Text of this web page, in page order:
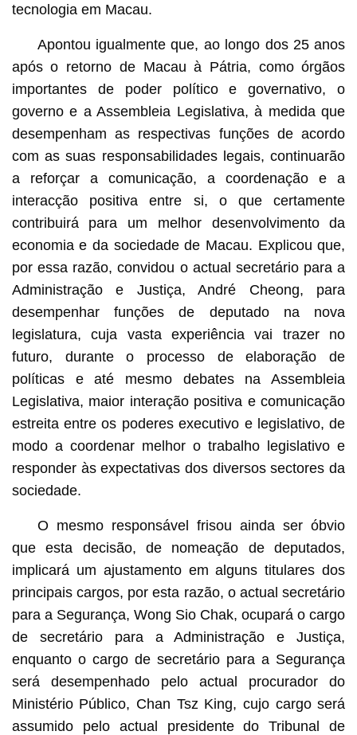
tecnologia em Macau.
Apontou igualmente que, ao longo dos 25 anos
após o retorno de Macau à Pátria, como órgãos
importantes de poder político e governativo, o
governo e a Assembleia Legislativa, à medida que
desempenham as respectivas funções de acordo
com as suas responsabilidades legais, continuarão
a reforçar a comunicação, a coordenação e a
interacção positiva entre si, o que certamente
contribuirá para um melhor desenvolvimento da
economia e da sociedade de Macau. Explicou que,
por essa razão, convidou o actual secretário para a
Administração e Justiça, André Cheong, para
desempenhar funções de deputado na nova
legislatura, cuja vasta experiência vai trazer no
futuro, durante o processo de elaboração de
políticas e até mesmo debates na Assembleia
Legislativa, maior interação positiva e comunicação
estreita entre os poderes executivo e legislativo, de
modo a coordenar melhor o trabalho legislativo e
responder às expectativas dos diversos sectores da
sociedade.
O mesmo responsável frisou ainda ser óbvio
que esta decisão, de nomeação de deputados,
implicará um ajustamento em alguns titulares dos
principais cargos, por esta razão, o actual secretário
para a Segurança, Wong Sio Chak, ocupará o cargo
de secretário para a Administração e Justiça,
enquanto o cargo de secretário para a Segurança
será desempenhado pelo actual procurador do
Ministério Público, Chan Tsz King, cujo cargo será
assumido pelo actual presidente do Tribunal de